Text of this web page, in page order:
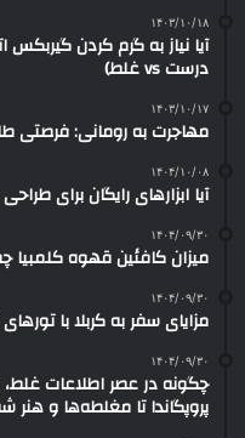
۱۴۰۳/۱۰/۱۸
آیا نیاز به گرم کردن گیربکس
درست vs غلط)
۱۴۰۳/۱۰/۱۷
مهاجرت به رومانی: فرصتی
۱۴۰۴/۱۰/۰۸
آیا ابزارهای رایگان برای
۱۴۰۴/۰۹/۳۰
میزان کافئین قهوه کلمبیا
۱۴۰۴/۰۹/۳۰
مزایای سفر به کربلا با
۱۴۰۴/۰۹/۳۰
چگونه در عصر اطلاعات
پروپگاندا تا مغلطه‌ها و هنر